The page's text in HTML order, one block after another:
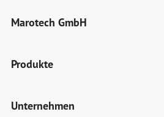
Marotech GmbH
Produkte
Unternehmen